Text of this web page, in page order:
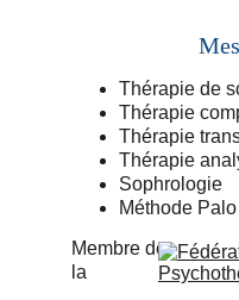
Thérapie de
Thérapie
Thérapie
Thérapie
Sophrologie
Méthode
Membre de
la